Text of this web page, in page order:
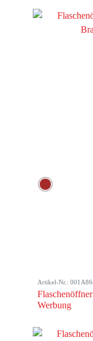
Artikel-Nr.:
Werbung